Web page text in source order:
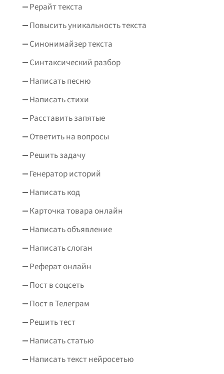
Рерайт текста
Повысить уникальность текста
Синонимайзер текста
Синтаксический разбор
Написать песню
Написать стихи
Расставить запятые
Ответить на вопросы
Решить задачу
Генератор историй
Написать код
Карточка товара онлайн
Написать объявление
Написать слоган
Реферат онлайн
Пост в соцсеть
Пост в Телеграм
Решить тест
Написать статью
Написать текст нейросетью